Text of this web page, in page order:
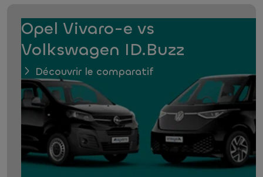
Opel Vivaro-e vs
Volkswagen ID.Buzz
Découvrir le comparatif